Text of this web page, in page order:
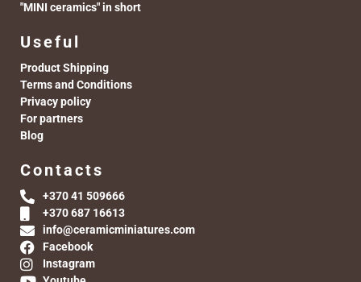
"MINI ceramics" in short
Useful
Product Shipping
Terms and Conditions
Privacy policy
For partners
Blog
Contacts
+370 41 509666
+370 687 16613
info@ceramicminiatures.com
Facebook
Instagram